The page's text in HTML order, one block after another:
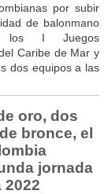
por subir
de balonmano
los I Juegos
Caribe de Mar y
dos equipos a las
oro, dos
bronce, el
jornada
2022